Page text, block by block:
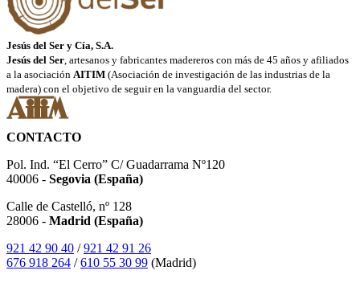
Jesús del Ser y Cía, S.A.
Jesús del Ser, artesanos y fabricantes madereros con más de 45 años y afiliados
a la asociación AITIM (Asociación de investigación de las industrias de la
madera) con el objetivo de seguir en la vanguardia del sector.
CONTACTO
Pol. Ind. “El Cerro” C/ Guadarrama Nº120
40006 - Segovia (España)
Calle de Castelló, nº 128
28006 - Madrid (España)
921 42 90 40 /921 42 91 26
676 918 264 /610 55 30 99 (Madrid)